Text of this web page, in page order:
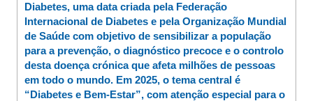
Diabetes, uma data criada pela Federação
Internacional de Diabetes e pela Organização Mundial
de Saúde com objetivo de sensibilizar a população
para a prevenção, o diagnóstico precoce e o controlo
desta doença crónica que afeta milhões de pessoas
em todo o mundo. Em 2025, o tema central é
“Diabetes e Bem-Estar”, com atenção especial para o